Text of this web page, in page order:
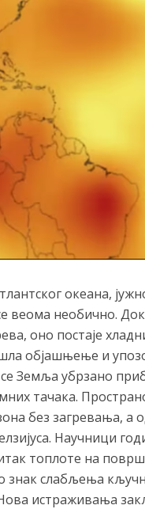
океана,
веома необично.
оно постаје
објашњење и
Земља убрзано
тачака.
без загревања, а
Научници
топлоте на
знак слабљења
истраживања